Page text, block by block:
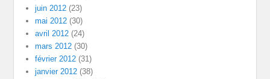
juin 2012 (23)
mai 2012 (30)
avril 2012 (24)
mars 2012 (30)
février 2012 (31)
janvier 2012 (38)